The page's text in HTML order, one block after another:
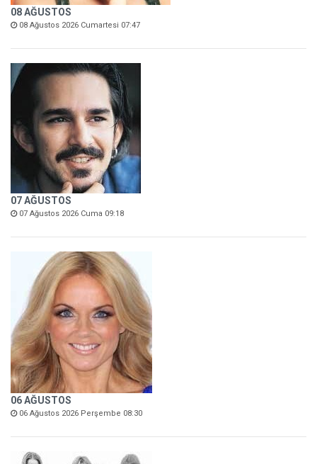
08 AĞUSTOS
08 Ağustos 2026 Cumartesi 07:47
07 AĞUSTOS
07 Ağustos 2026 Cuma 09:18
06 AĞUSTOS
06 Ağustos 2026 Perşembe 08:30